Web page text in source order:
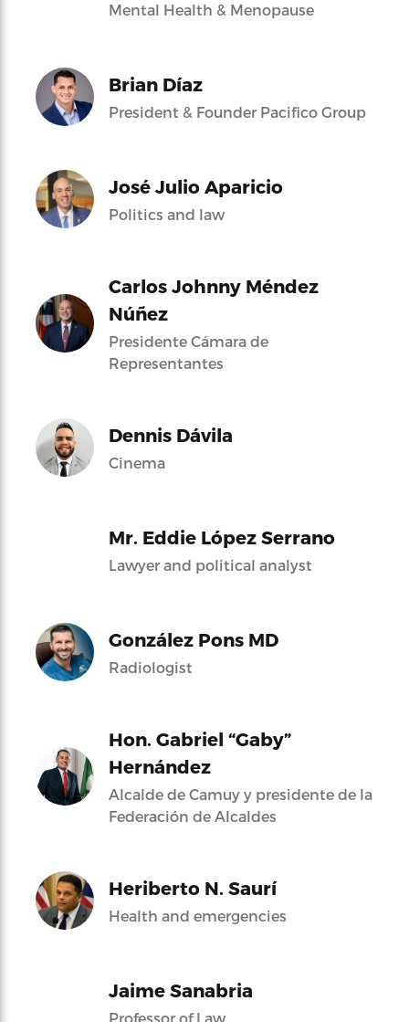
Mental Health & Menopause
Brian Díaz
President & Founder Pacifico Group
José Julio Aparicio
Politics and law
Carlos Johnny Méndez
Núñez
Presidente Cámara de
Representantes
Dennis Dávila
Cinema
Mr. Eddie López Serrano
Lawyer and political analyst
González Pons MD
Radiologist
Hon. Gabriel “Gaby”
Hernández
Alcalde de Camuy y presidente de la
Federación de Alcaldes
Heriberto N. Saurí
Health and emergencies
Jaime Sanabria
Professor of Law